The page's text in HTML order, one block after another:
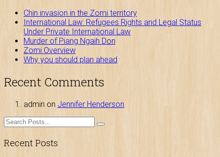
Chin invasion in the Zomi territory
International Law: Refugees Rights and Legal Status
Under Private International Law
Murder of Piang Ngaih Don
Zomi Overview
Why you should plan ahead
Recent Comments
admin on Jennifer Henderson
Recent Posts